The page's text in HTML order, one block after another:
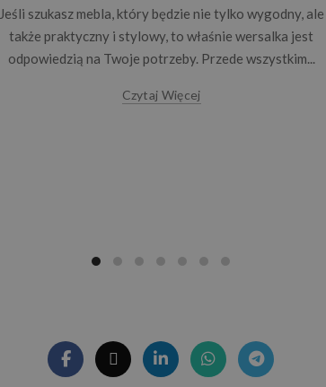
Jeśli szukasz mebla, który będzie nie tylko wygodny, ale
także praktyczny i stylowy, to właśnie wersalka jest
odpowiedzią na Twoje potrzeby. Przede wszystkim...
Czytaj Więcej